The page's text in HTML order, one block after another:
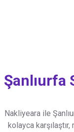
Şanlıurfa
Nakliyeara ile
kolayca